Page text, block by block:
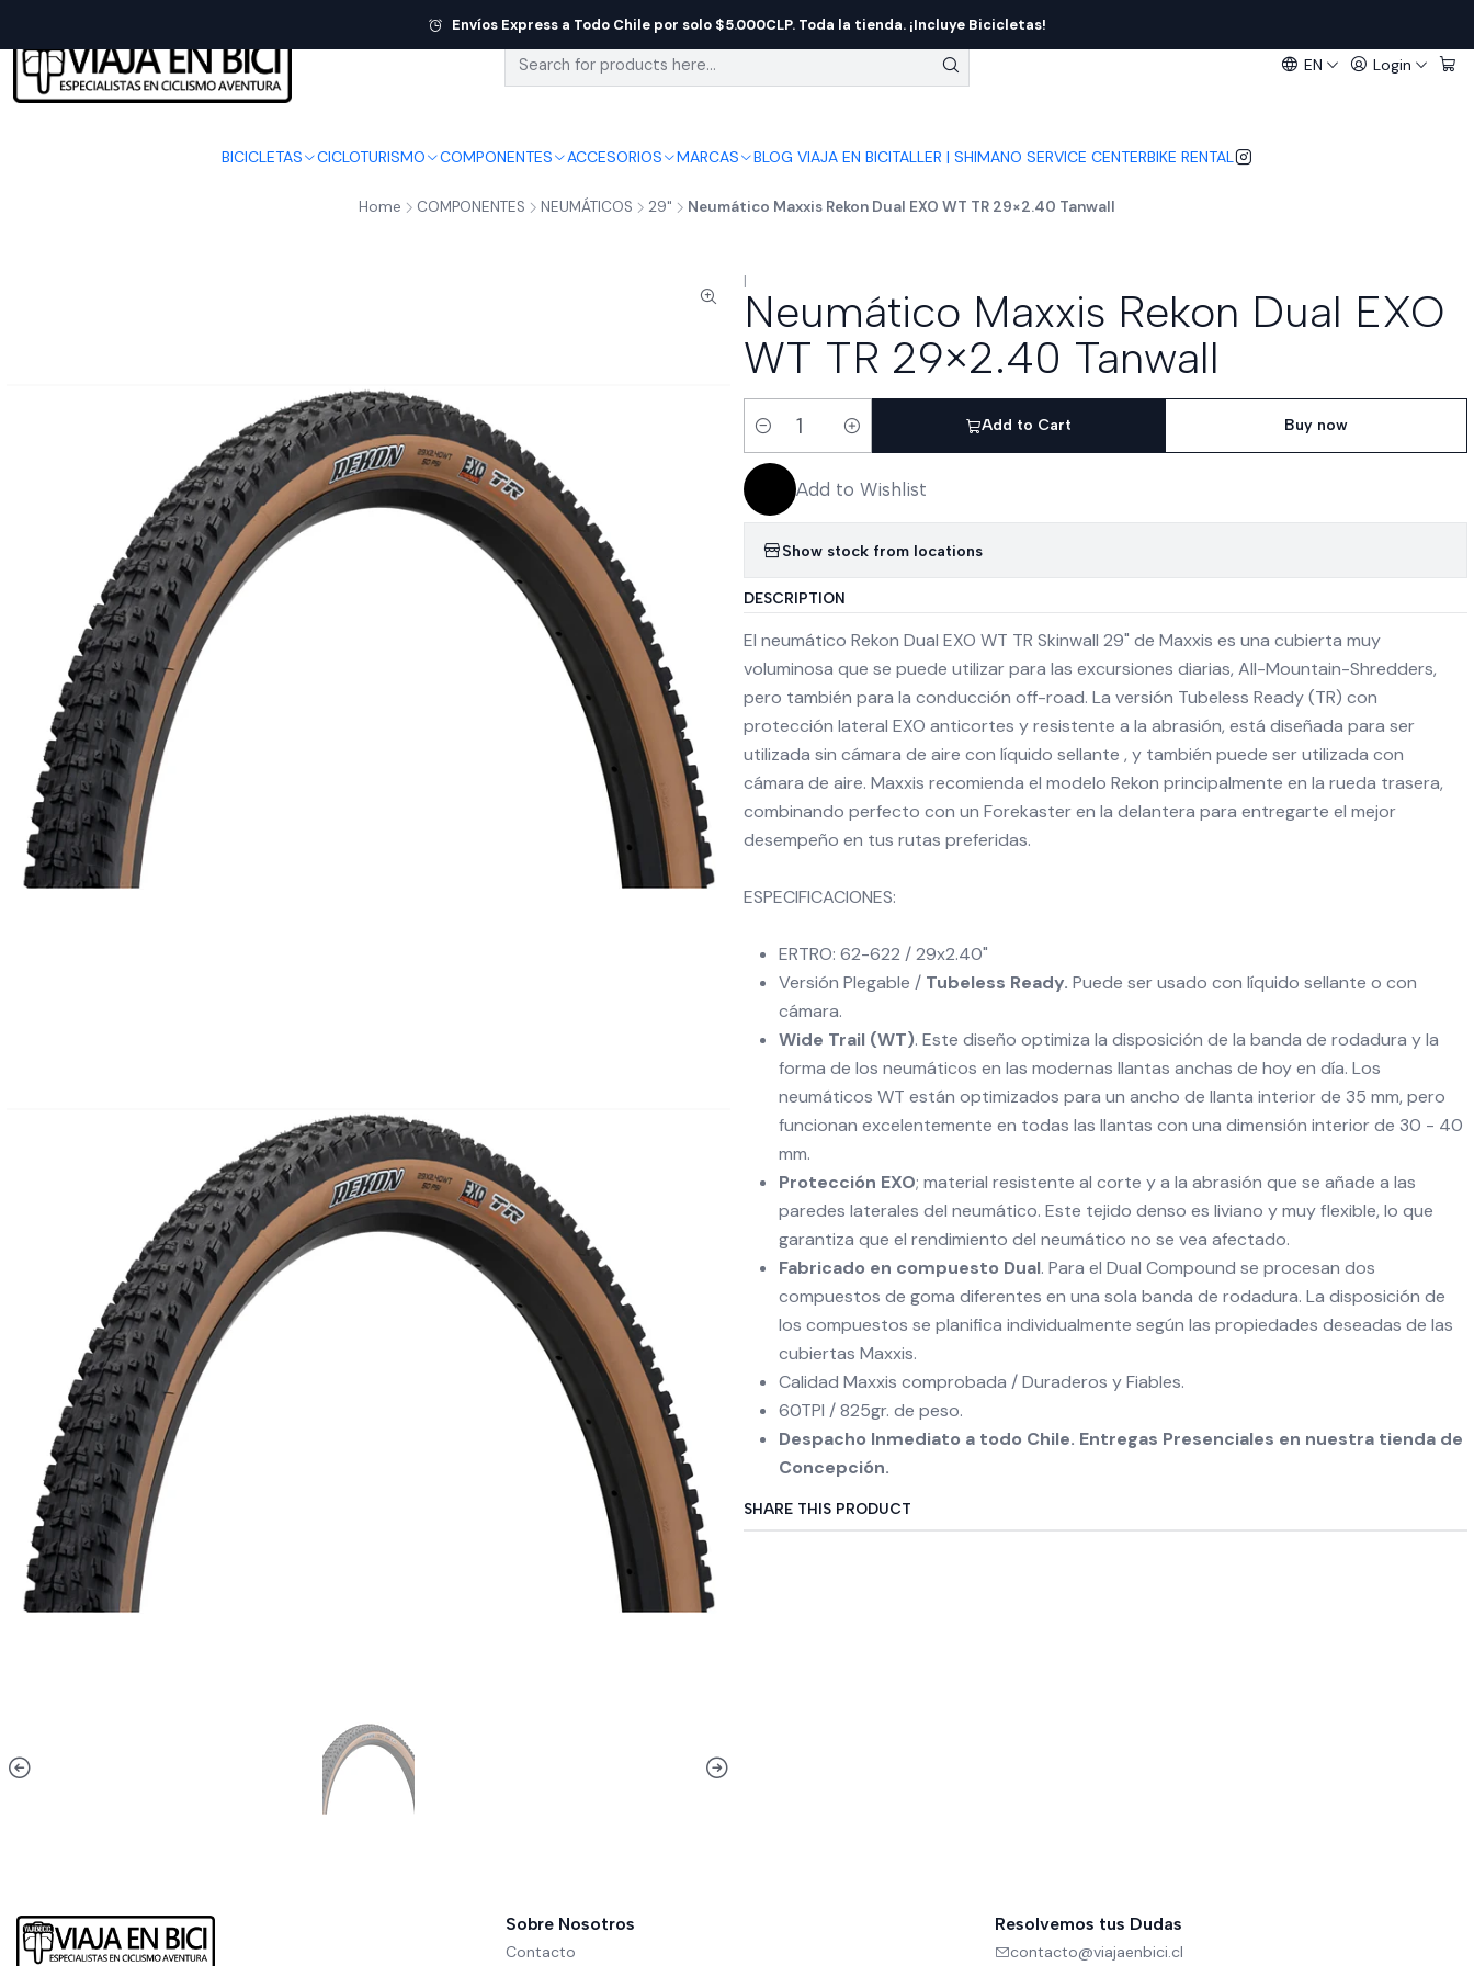
EN Login
BICICLETAS CICLOTURISMO COMPONENTES ACCESORIOS MARCAS BLOG VIAJA EN BICITALLER | SHIMANO SERVICE CENTERBIKE RENTAL
Envíos Express a Todo Chile por solo $5.000CLP. Toda la tienda. ¡Incluye Bicicletas!
Home COMPONENTES NEUMÁTICOS 29" Neumático Maxxis Rekon Dual EXO WT TR 29×2.40 Tanwall
|
Neumático Maxxis Rekon Dual EXO
WT TR 29×2.40 Tanwall
Quantity
Add to Cart Buy now
Add to Wishlist
Show stock from locations
DESCRIPTION
El neumático Rekon Dual EXO WT TR Skinwall 29" de Maxxis es una cubierta muy
voluminosa que se puede utilizar para las excursiones diarias, All-Mountain-Shredders,
pero también para la conducción off-road. La versión Tubeless Ready (TR) con
protección lateral EXO anticortes y resistente a la abrasión, está diseñada para ser
utilizada sin cámara de aire con líquido sellante , y también puede ser utilizada con
cámara de aire. Maxxis recomienda el modelo Rekon principalmente en la rueda trasera,
combinando perfecto con un Forekaster en la delantera para entregarte el mejor
desempeño en tus rutas preferidas.
ESPECIFICACIONES:
ERTRO: 62-622 / 29x2.40"
Versión Plegable / Tubeless Ready. Puede ser usado con líquido sellante o con
cámara.
Wide Trail (WT). Este diseño optimiza la disposición de la banda de rodadura y la
forma de los neumáticos en las modernas llantas anchas de hoy en día. Los
neumáticos WT están optimizados para un ancho de llanta interior de 35 mm, pero
funcionan excelentemente en todas las llantas con una dimensión interior de 30 - 40
mm.
Protección EXO; material resistente al corte y a la abrasión que se añade a las
paredes laterales del neumático. Este tejido denso es liviano y muy flexible, lo que
garantiza que el rendimiento del neumático no se vea afectado.
Fabricado en compuesto Dual. Para el Dual Compound se procesan dos
compuestos de goma diferentes en una sola banda de rodadura. La disposición de
los compuestos se planifica individualmente según las propiedades deseadas de las
cubiertas Maxxis.
Calidad Maxxis comprobada / Duraderos y Fiables.
60TPI / 825gr. de peso.
Despacho Inmediato a todo Chile. Entregas Presenciales en nuestra tienda de
Concepción.
SHARE THIS PRODUCT
Sobre Nosotros
Contacto
Resolvemos tus Dudas
contacto@viajaenbici.cl